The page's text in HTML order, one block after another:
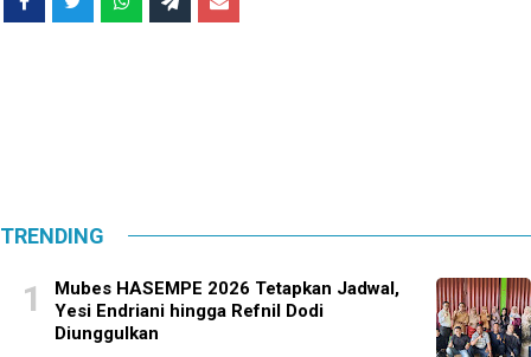
TRENDING
Mubes HASEMPE 2026 Tetapkan Jadwal,
Yesi Endriani hingga Refnil Dodi
Diunggulkan